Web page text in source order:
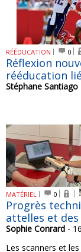
RÉÉDUCATION 0
Réflexion
rééducation
Stéphane Santiago
MATÉRIEL 0
Progrès
attelles et
Sophie Conrard -
Les scanners et